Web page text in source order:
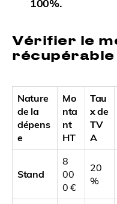
100%.
Vérifier le
récupérable
Nature
de la
dépens
e
Mo
nta
nt
HT
Tau
x de
TV
A
Stand
8
00
0 €
20
%